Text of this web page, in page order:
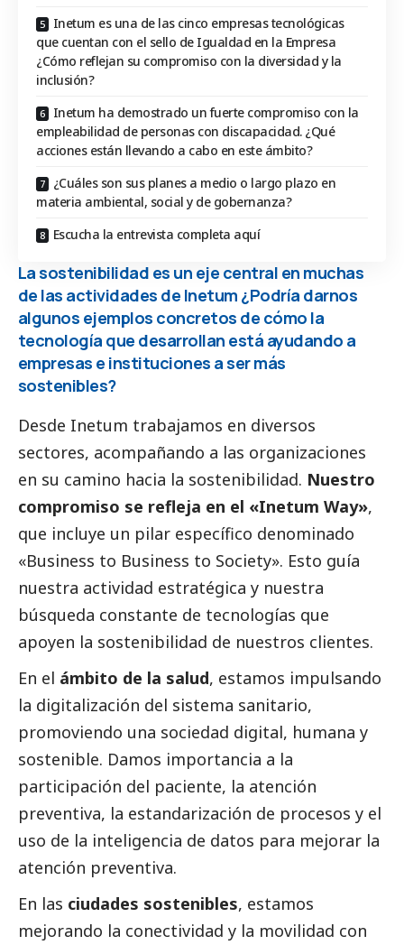
Inetum es una de las cinco empresas tecnológicas
que cuentan con el sello de Igualdad en la Empresa
¿Cómo reflejan su compromiso con la diversidad y la
inclusión?
Inetum ha demostrado un fuerte compromiso con la
empleabilidad de personas con discapacidad. ¿Qué
acciones están llevando a cabo en este ámbito?
¿Cuáles son sus planes a medio o largo plazo en
materia ambiental, social y de gobernanza?
Escucha la entrevista completa aquí
La sostenibilidad es un eje central en muchas
de las actividades de Inetum ¿Podría darnos
algunos ejemplos concretos de cómo la
tecnología que desarrollan está ayudando a
empresas e instituciones a ser más
sostenibles?
Desde Inetum trabajamos en diversos
sectores, acompañando a las organizaciones
en su camino hacia la sostenibilidad. Nuestro
compromiso se refleja en el «Inetum Way»,
que incluye un pilar específico denominado
«Business to Business to Society». Esto guía
nuestra actividad estratégica y nuestra
búsqueda constante de tecnologías que
apoyen la sostenibilidad de nuestros clientes.
En el ámbito de la salud, estamos impulsando
la digitalización del sistema sanitario,
promoviendo una sociedad digital, humana y
sostenible. Damos importancia a la
participación del paciente, la atención
preventiva, la estandarización de procesos y el
uso de la inteligencia de datos para mejorar la
atención preventiva.
En las ciudades sostenibles, estamos
mejorando la conectividad y la movilidad con